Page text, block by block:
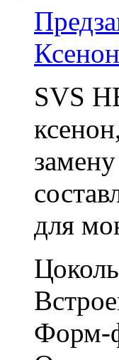
SVS
для
Форм-